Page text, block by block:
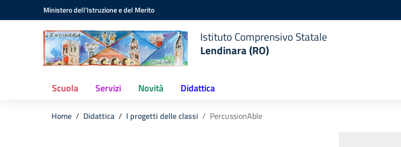
Vai ai contenuti
Vai al menu di navigazioneMinistero dell'Istruzione e del Merito
Comprensivo
Lendinara
Istituto Comprensivo Statale
Lendinara (RO)
Scuola Servizi Novità Didattica
Home Didattica I progetti delle classi PercussionAble